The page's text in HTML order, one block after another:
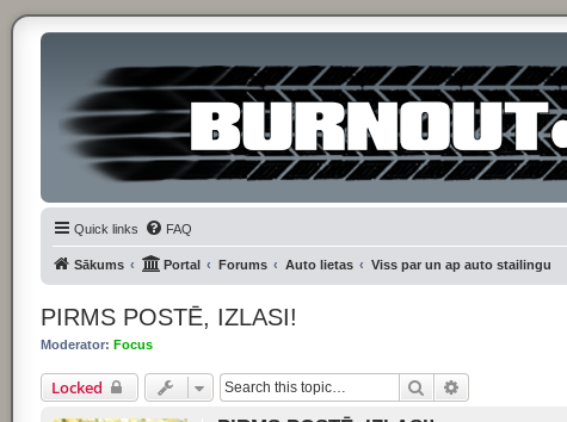
Quick links FAQ
Sākums Portal Forums Auto lietas Viss par un ap auto stailingu
PIRMS POSTĒ, IZLASI!
Moderator: Focus
Locked Search